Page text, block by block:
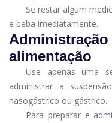
Se restar algum
e beba imediatamente.
alimentação
Use apenas uma
administrar a
nasogástrico ou gástrico.
Para preparar e